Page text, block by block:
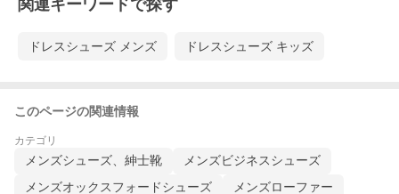
関連キーワードで探す
ドレスシューズ メンズ ドレスシューズ キッズ
このページの関連情報
カテゴリ
メンズシューズ、紳士靴
メンズビジネスシューズ
メンズオックスフォードシューズ
メンズローファー